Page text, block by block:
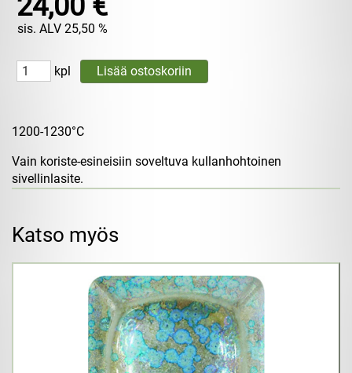
24,00 €
sis. ALV 25,50 %
kpl
1200-1230°C
Vain koriste-esineisiin soveltuva kullanhohtoinen
sivellinlasite.
Katso myös